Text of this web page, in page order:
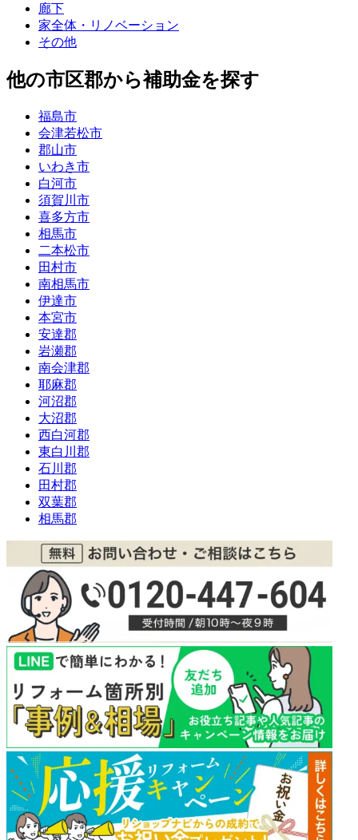
廊下
家全体・リノベーション
その他
他の市区郡から補助金を探す
福島市
会津若松市
郡山市
いわき市
白河市
須賀川市
喜多方市
相馬市
二本松市
田村市
南相馬市
伊達市
本宮市
安達郡
岩瀬郡
南会津郡
耶麻郡
河沼郡
大沼郡
西白河郡
東白川郡
石川郡
田村郡
双葉郡
相馬郡